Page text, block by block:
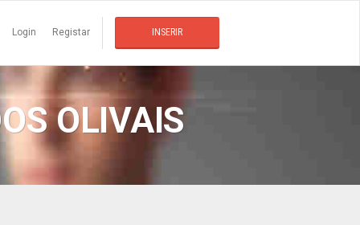
Login Registar INSERIR
OLIVAIS